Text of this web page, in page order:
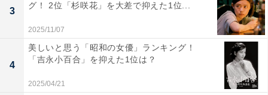
3
グ！ 2位「杉咲花」を大差で抑えた1位...
2025/11/07
4
美しいと思う「昭和の女優」ランキング！
「吉永小百合」を抑えた1位は？
2025/04/21